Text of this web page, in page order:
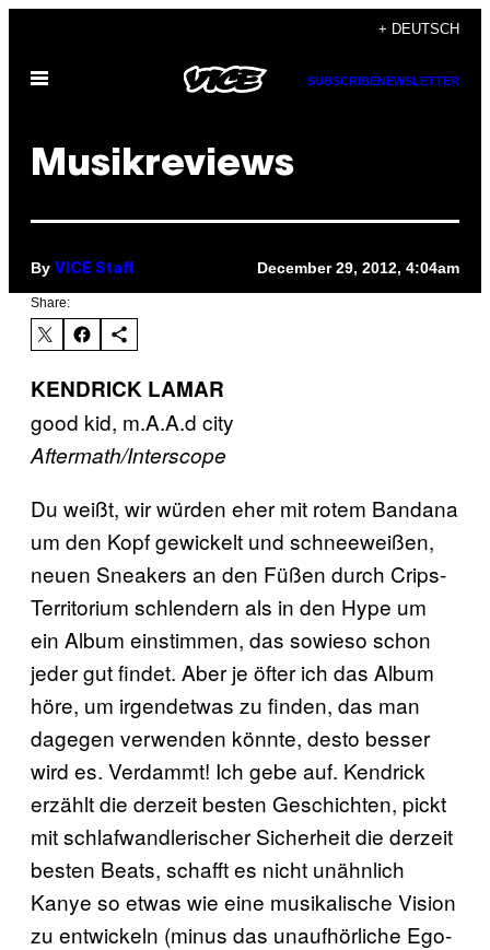
content
+ DEUTSCH
Open
SUBSCRIBENEWSLETTER
Musikreviews
By VICE Staff December 29, 2012, 4:04am
Share:
KENDRICK LAMAR
good kid, m.A.A.d city
Aftermath/Interscope
Du weißt, wir würden eher mit rotem Bandana
um den Kopf gewickelt und schneeweißen,
neuen Sneakers an den Füßen durch Crips-
Territorium schlendern als in den Hype um
ein Album einstimmen, das sowieso schon
jeder gut findet. Aber je öfter ich das Album
höre, um irgendetwas zu finden, das man
dagegen verwenden könnte, desto besser
wird es. Verdammt! Ich gebe auf. Kendrick
erzählt die derzeit besten Geschichten, pickt
mit schlafwandlerischer Sicherheit die derzeit
besten Beats, schafft es nicht unähnlich
Kanye so etwas wie eine musikalische Vision
zu entwickeln (minus das unaufhörliche Ego-